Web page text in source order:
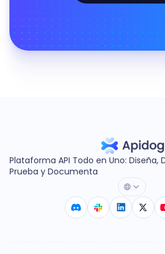
Plataforma API Todo en Uno: Diseña,
Prueba y Documenta